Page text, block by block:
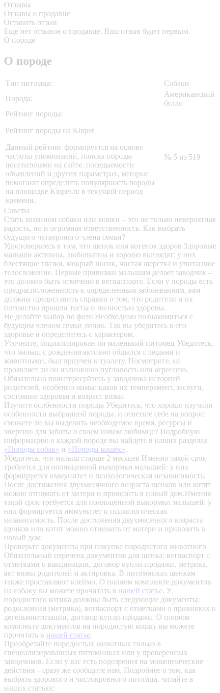
Отзывы
Отзывы о продавце
Оставить отзыв
Еще нет отзывов о продавце. Ваш отзыв будет первым.
О породе
О породе
Тип питомца:
Собаки
Порода:
Американский
булли
Рейтинг породы:
Рейтинг породы на Kinpet
Данный рейтинг формируется на основе
частоты упоминаний, поиска породы
посетителями на сайте, посещаемости
объявлений и других параметрах, которые
помогают определить популярность породы
на площадке Kinpet.ru в текущий период
времени.
№ 5 из 519
Советы
Стать хозяином собаки или кошки – это не только невероятная
радость, но и огромная ответственность. Как выбрать
будущего четвероного члена семьи?
Удостоверьтесь в том, что щенок или котенок здоров Здоровые
малыши активны, любопытны и хорошо выглядят: у них
блестящие глазки, мокрый носик, чистая шерстка и упитанное
телосложение. Первые прививки малышам делает заводчик –
это должно быть отмечено в ветпаспорте. Если у породы есть
предрасположенность к определенным заболеваниям, вам
должны предоставить справки о том, что родители и их
потомство прошли тесты и полностью здоровы.
Не делайте выбор по фото Необходимо познакомиться с
будущим членом семьи лично. Так вы убедитесь в его
здоровье и определитесь с характером.
Уточните, социализирован ли маленький питомец Убедитесь,
что малыш с рождения активно общался с людьми и
животными, был приучен к туалету. Посмотрите, не
проявляет ли он излишнюю пугливость или агрессию.
Обязательно поинтересуйтесь у заводчика историей
родителей, особенно мамы: каков их темперамент, заслуги,
состояние здоровья и возраст вязки.
Изучите особенности породы Убедитесь, что хорошо изучили
особенности выбранной породы, и ответьте себе на вопрос:
сможете ли вы выделить необходимое время, ресурсы и
энергию для заботы о своем новом любимце? Подробную
информацию о каждой породе вы найдете в наших разделах
«Породы собак» и «Породы кошек».
Убедитесь, что малыш старше 2 месяцев Именно такой срок
требуется для полноценной выкормки малышей: у них
формируется иммунитет и психологическая независимость.
После достижения двухмесячного возраста щенков или котят
можно отнимать от матери и привозить в новый дом.Именно
такой срок требуется для полноценной выкормки малышей: у
них формируется иммунитет и психологическая
независимость. После достижения двухмесячного возраста
щенков или котят можно отнимать от матери и привозить в
новый дом.
Проверьте документы при покупке породистого животного
Обязательный перечень документов для щенка: ветпаспорт с
отметками о вакцинации, договор купли-продажи, метрика,
акт вязки родителей и актировка. В питомниках щенкам
также проставляют клеймо. О полном комплекте документов
на собаку вы можете прочитать в нашей статье. У
породистого котика должны быть следующие документы:
родословная (метрика), ветпаспорт с отметками о прививках и
дегельминтизации, договор купли-продажи. О полном
комплекте документов на породистую кошку вы можете
прочитать в нашей статье.
Приобретайте породистых животных только в
специализированных питомниках или у проверенных
заводчиков. Если у вас есть подозрения на мошеннические
действия – сразу же сообщите нам. Подробнее о том, как
выбрать здорового и чистокровного питомца, читайте в
наших статьях: